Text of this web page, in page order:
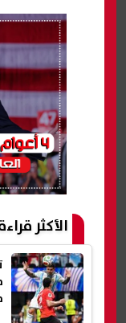
الأكثر